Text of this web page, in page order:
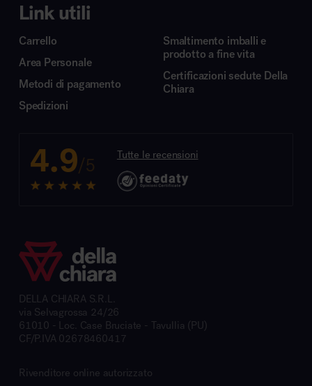
Link utili
Carrello
Area Personale
Metodi di pagamento
Spedizioni
Smaltimento imballi e
prodotto a fine vita
Certificazioni sedute Della
Chiara
4.9/5 Tutte le recensioni
DELLA CHIARA S.R.L.
via Selvagrossa 24/26
61010 - Loc. Case Bruciate - Tavullia (PU)
CF/P.IVA 02678460417
Rivenditore online autorizzato